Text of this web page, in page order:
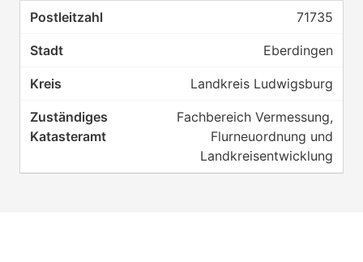
71735
Eberdingen
Landkreis Ludwigsburg
Fachbereich Vermessung,
Flurneuordnung und
Landkreisentwicklung